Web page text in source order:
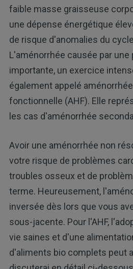
faible masse graisseuse
une dépense énergétique
de risque d'anomalies du
L'aménorrhée causée par une
importante, un exercice
également appelé
fonctionnelle (AHF). Elle
les cas d'aménorrhée
Avoir une aménorrhée non
votre risque de problèmes
troubles osseux et de
terme. Heureusement,
inversée dès lors que vous
sous-jacente. Pour l'AHF,
vie saines et d'une
d'aliments bio complets peut